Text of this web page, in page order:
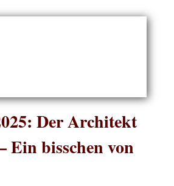
Der Architekt
Ein bisschen von